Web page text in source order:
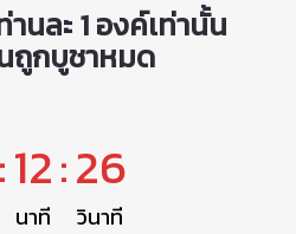
นละ 1 องค์เท่านั้น
ถูกบูชาหมด
:12
นาที
:26
วินาที